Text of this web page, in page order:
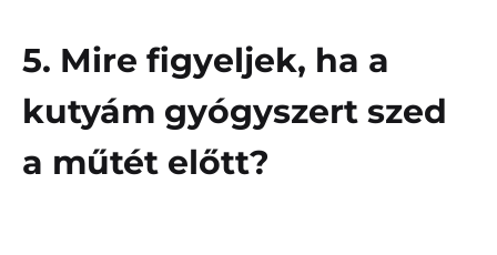
5. Mire figyeljek, ha a
kutyám gyógyszert szed
a műtét előtt?